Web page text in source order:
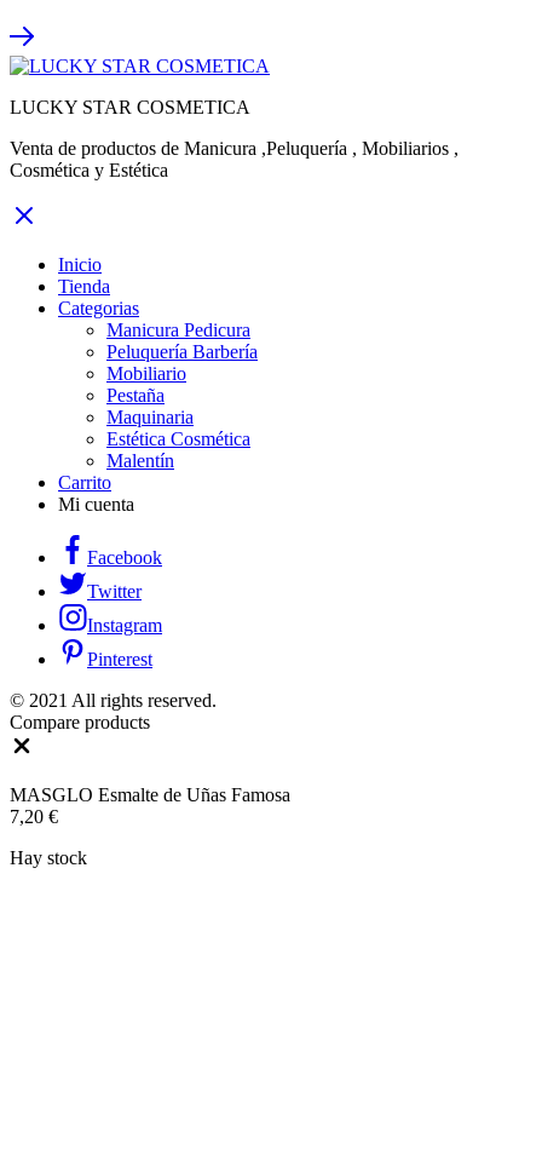
LUCKY STAR COSMETICA
Venta de productos de Manicura ,Peluquería , Mobiliarios ,
Cosmética y Estética
Inicio
Tienda
Categorias
Manicura Pedicura
Peluquería Barbería
Mobiliario
Pestaña
Maquinaria
Estética Cosmética
Malentín
Carrito
Mi cuenta
Facebook
Twitter
Instagram
Pinterest
© 2021 All rights reserved.
Compare products
MASGLO Esmalte de Uñas Famosa
7,20 €
Hay stock